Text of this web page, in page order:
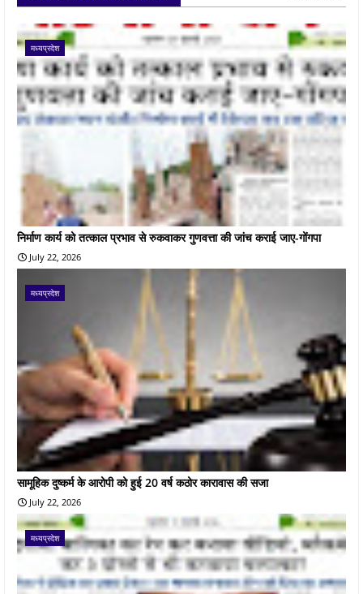
मध्यप्रदेश
निर्माण कार्य को तत्काल प्रभाव से रुकवाकर गुणवत्ता की जांच कराई जाए-गोंगपा
July 22, 2026
मध्यप्रदेश
सामूहिक दुष्कर्म के आरोपी को हुई 20 वर्ष कठोर कारावास की सजा
July 22, 2026
मध्यप्रदेश